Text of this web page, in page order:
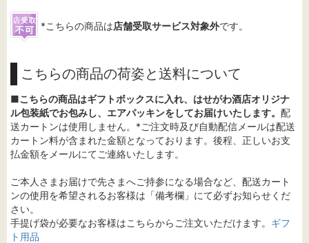
*こちらの商品は店舗受取サービス対象外です。
こちらの商品の荷姿と送料について
■こちらの商品はギフトボックスに入れ、はせがわ酒店オリジナ
ル包装紙でお包みし、エアパッキンをしてお届けいたします。 配
送カートンは使用しません。*ご注文時及び自動配信メールは配送
カートン料が含まれた金額となっております。後程、正しいお支
払金額をメールにてご連絡いたします。
ご本人さまお届けで先さまへご持参になる場合など、配送カート
ンの使用を希望されるお客様は「備考欄」にて必ずお知らせくだ
さい。
手提げ袋が必要なお客様はこちらからご注文いただけます。 ギフ
ト用品